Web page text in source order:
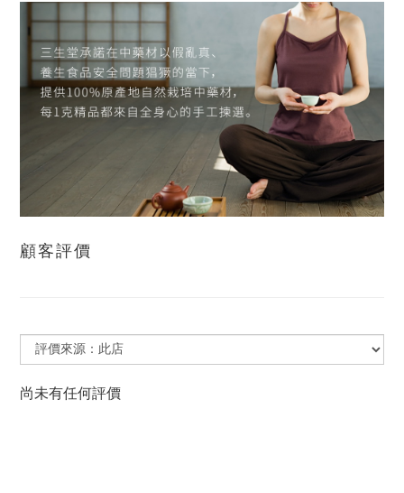
顧客評價
尚未有任何評價